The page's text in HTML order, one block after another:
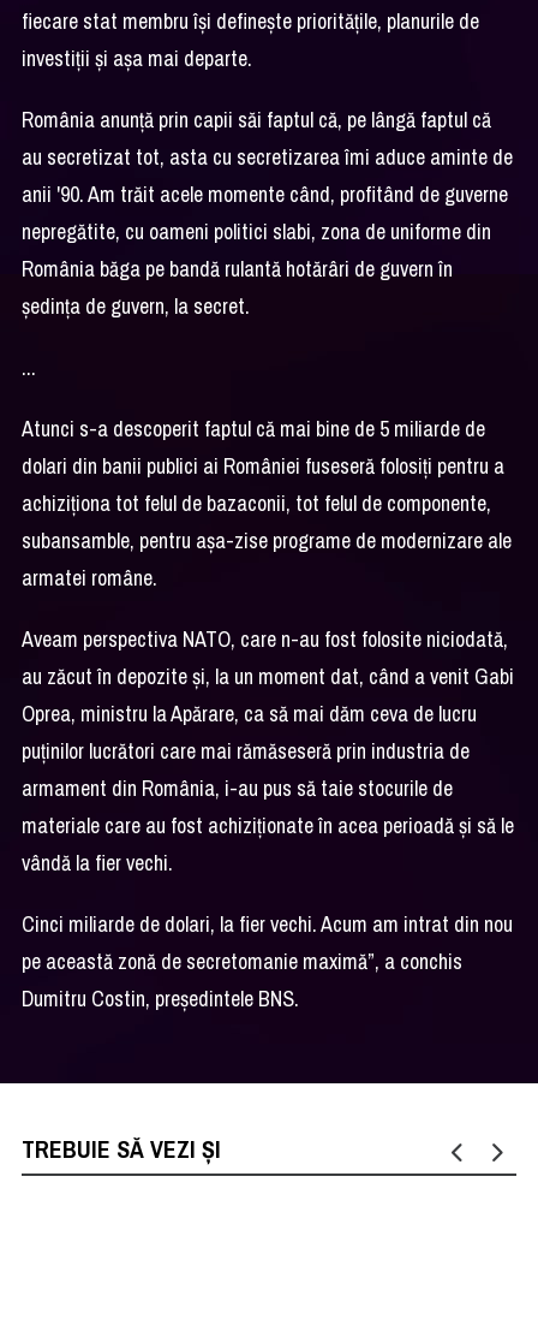
fiecare stat membru își definește prioritățile, planurile de
investiții și așa mai departe.
România anunță prin capii săi faptul că, pe lângă faptul că
au secretizat tot, asta cu secretizarea îmi aduce aminte de
anii '90. Am trăit acele momente când, profitând de guverne
nepregătite, cu oameni politici slabi, zona de uniforme din
România băga pe bandă rulantă hotărâri de guvern în
ședința de guvern, la secret.
...
Atunci s-a descoperit faptul că mai bine de 5 miliarde de
dolari din banii publici ai României fuseseră folosiți pentru a
achiziționa tot felul de bazaconii, tot felul de componente,
subansamble, pentru așa-zise programe de modernizare ale
armatei române.
Aveam perspectiva NATO, care n-au fost folosite niciodată,
au zăcut în depozite și, la un moment dat, când a venit Gabi
Oprea, ministru la Apărare, ca să mai dăm ceva de lucru
puținilor lucrători care mai rămăseseră prin industria de
armament din România, i-au pus să taie stocurile de
materiale care au fost achiziționate în acea perioadă și să le
vândă la fier vechi.
Cinci miliarde de dolari, la fier vechi. Acum am intrat din nou
pe această zonă de secretomanie maximă”, a conchis
Dumitru Costin, președintele BNS.
TREBUIE SĂ VEZI ȘI